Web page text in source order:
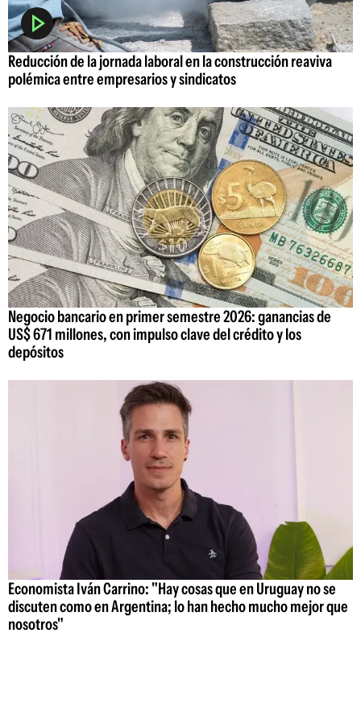
Reducción de la jornada laboral en la construcción reaviva
polémica entre empresarios y sindicatos
Negocio bancario en primer semestre 2026: ganancias de
US$ 671 millones, con impulso clave del crédito y los
depósitos
Economista Iván Carrino: "Hay cosas que en Uruguay no se
discuten como en Argentina; lo han hecho mucho mejor que
nosotros"